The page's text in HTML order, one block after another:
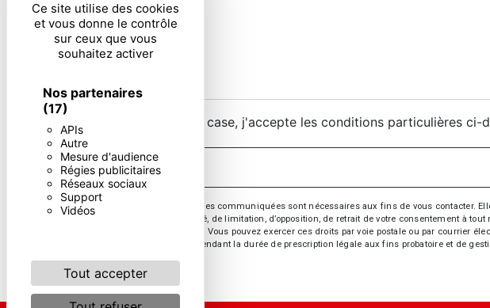
Ce site utilise des cookies
et vous donne le contrôle
sur ceux que vous
souhaitez activer
Nos partenaires
(17)
APIs
Autre
Mesure d'audience
Régies publicitaires
Réseaux sociaux
Support
Vidéos
Tout accepter
En cochant cette case, j'accepte les conditions particulières ci-
** Les données personnelles communiquées sont nécessaires aux fins de vous contacter.
d’effacement, de portabilité, de limitation, d’opposition, de retrait de votre consentement à
vos données post-mortem. Vous pouvez exercer ces droits par voie postale ou par courrier
de prise de contact puis pendant la durée de prescription légale aux fins probatoire et de